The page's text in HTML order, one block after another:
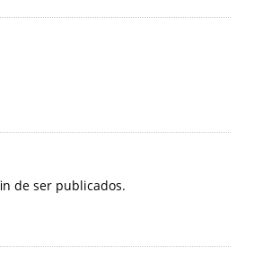
de ser publicados.